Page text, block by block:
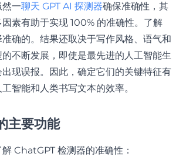
一聊天 GPT AI 探测器确保准确性，其
素有助于实现 100% 的准确性。了解
确的。结果还取决于写作风格、语气和
不断发展，即使是最先进的人工智能生
现误报。因此，确定它们的关键特征有
智能和人类书写文本的效率。
主要功能
ChatGPT 检测器的准确性：